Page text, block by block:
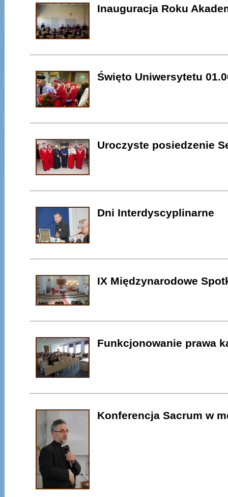
Inauguracja Roku
Święto Uniwersytetu
Uroczyste posiedzenie
Dni Interdyscyplinarne
IX Międzynarodowe
Funkcjonowanie prawa
Konferencja Sacrum w